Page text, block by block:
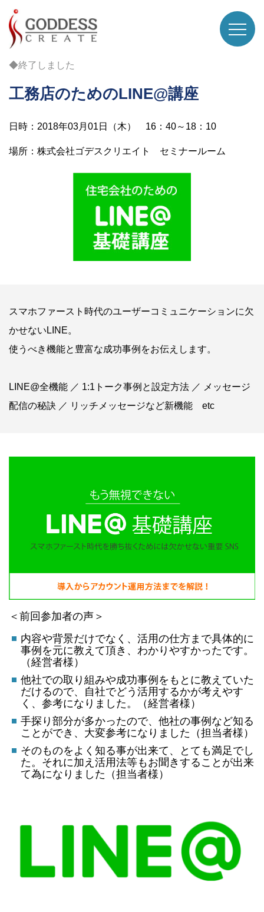
◆終了しました
工務店のためのLINE@講座
日時：2018年03月01日（木） 16：40～18：10
場所：株式会社ゴデスクリエイト セミナールーム
スマホファースト時代のユーザーコミュニケーションに欠
かせないLINE。
使うべき機能と豊富な成功事例をお伝えします。
LINE@全機能 ／ 1:1トーク事例と設定方法 ／ メッセージ
配信の秘訣 ／ リッチメッセージなど新機能 etc
＜前回参加者の声＞
内容や背景だけでなく、活用の仕方まで具体的に
事例を元に教えて頂き、わかりやすかったです。
（経営者様）
他社での取り組みや成功事例をもとに教えていた
だけるので、自社でどう活用するかが考えやす
く、参考になりました。（経営者様）
手探り部分が多かったので、他社の事例など知る
ことができ、大変参考になりました（担当者様）
そのものをよく知る事が出来て、とても満足でし
た。それに加え活用法等もお聞きすることが出来
て為になりました（担当者様）